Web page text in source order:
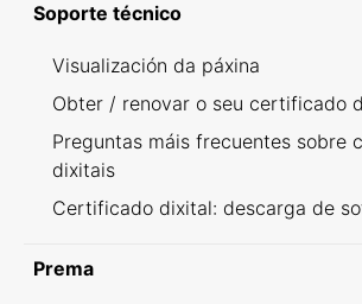
Soporte técnico
Visualización da páxina
Obter / renovar o seu certificado
Preguntas máis frecuentes sobre
dixitais
Certificado dixital: descarga de
Prema